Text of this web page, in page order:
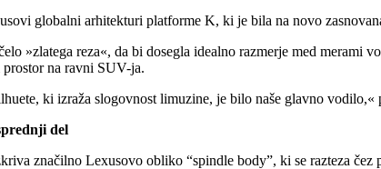
globalni arhitekturi platforme K, ki je bila na novo
»zlatega reza«, da bi dosegla idealno razmerje med
na ravni SUV-ja.
ki izraža slogovnost limuzine, je bilo naše glavno vodilo,«
del
značilno Lexusovo obliko “spindle body”, ki se razteza